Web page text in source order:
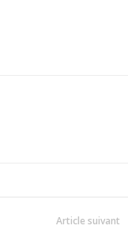
Article suivant